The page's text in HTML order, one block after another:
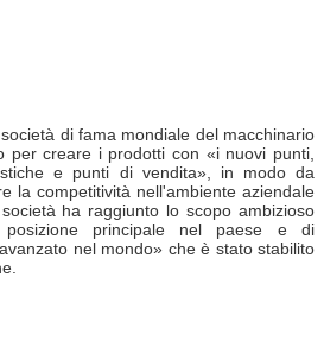
di fama mondiale del macchinario
per creare i prodotti con «i nuovi punti,
e punti di vendita», in modo da
la competitività nell'ambiente aziendale
ha raggiunto lo scopo ambizioso
posizione principale nel paese e di
nel mondo» che è stato stabilito